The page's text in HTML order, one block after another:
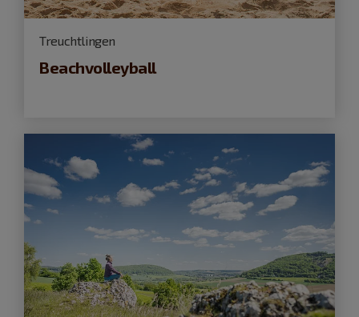
Treuchtlingen
Beachvolleyball